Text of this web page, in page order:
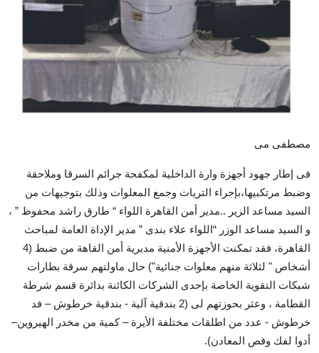
مصطفى مى
فى إطار جهود أجهزة وارة الداخلية لمكفحة جرائم السرقا وملاحقة
وضبط مرتكبيها،بإجراء التريات وجمع المعلوات وذلك بتوجيهات من
السيد مساعد الزير ..مدير أمن القاهرة اللواء “ طارق راشد محفوظ ” ،
و السيد مساعد الوزر “اللواء علاء بندى ” مدير الإداة العامة لمباحث
القاهرة، فقد تمكنت الأجهزة الأمنية مديرية أمن القاهة من ضبط (4
أشخاص " لثلاثة منهم معلوات جنائية") حال ماولتهم سرقة بطارات
شبكات التقوية الخاصة بإحدى الشركات الكائنة بدائرة قسم شرطة
القطامة ، وعثر بحوزتهم لى (2 بندقية آلية - بندقية خرطوش – فد
خرطوش - عدد من اطلقات مختلفة الأيرة – كمية من مخدر الهيروين–
أدوا لفك وقص المعادن).